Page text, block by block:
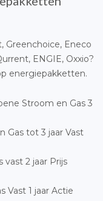
Greenchoice, Eneco
ENGIE, Oxxio?
energiepakketten.
Stroom en Gas 3
Gas tot 3 jaar Vast
vast 2 jaar Prijs
Vast 1 jaar Actie